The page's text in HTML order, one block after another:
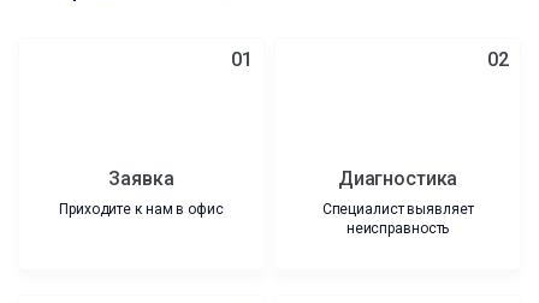
01
Заявка
Приходите к нам в офис
02
Диагностика
Специалист выявляет
неисправность